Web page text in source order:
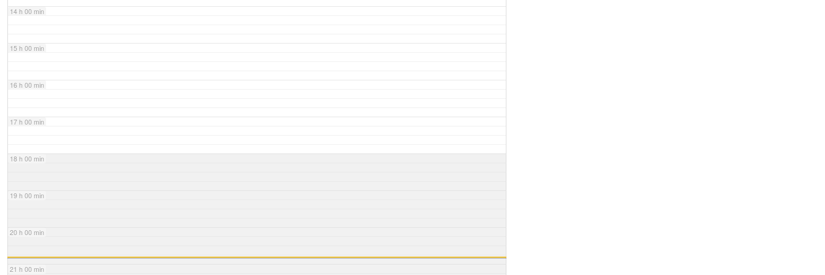
14 h 00 min
15 h 00 min
16 h 00 min
17 h 00 min
18 h 00 min
19 h 00 min
20 h 00 min
21 h 00 min